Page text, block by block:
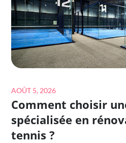
Posted
on
AOÛT 5, 2026
Comment choisir
spécialisée en
tennis ?